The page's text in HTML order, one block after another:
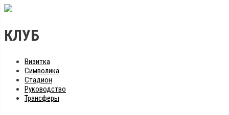
КЛУБ
Визитка
Символика
Стадион
Руководство
Трансферы